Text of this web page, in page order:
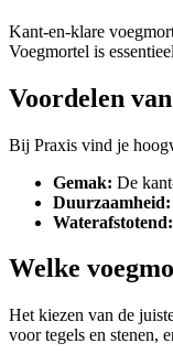
Kant-en-klare
Voegmortel is
Voordelen
Bij Praxis vind je
Gemak: De
Duurzaamheid:
Waterafstotend:
Welke
Het kiezen van de
voor tegels en stenen,